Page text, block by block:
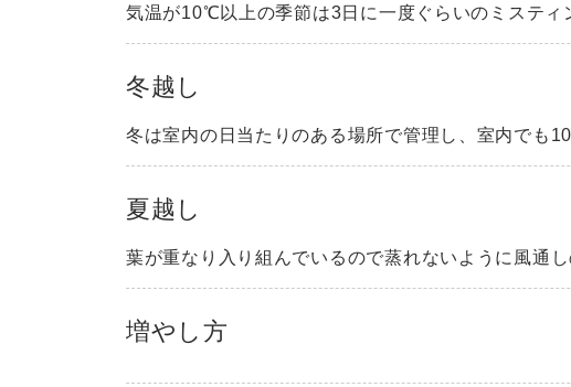
気温が10℃以上の季節は3日に一度ぐらいのミステ
冬越し
冬は室内の日当たりのある場所で管理し、室内でも
夏越し
葉が重なり入り組んでいるので蒸れないように風通
増やし方